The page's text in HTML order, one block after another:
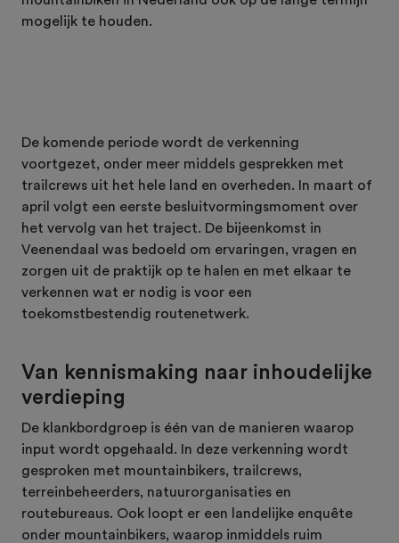
mogelijk te houden.
De komende periode wordt de verkenning
voortgezet, onder meer middels gesprekken met
trailcrews uit het hele land en overheden. In maart of
april volgt een eerste besluitvormingsmoment over
het vervolg van het traject. De bijeenkomst in
Veenendaal was bedoeld om ervaringen, vragen en
zorgen uit de praktijk op te halen en met elkaar te
verkennen wat er nodig is voor een
toekomstbestendig routenetwerk.
Van kennismaking naar inhoudelijke
verdieping
De klankbordgroep is één van de manieren waarop
input wordt opgehaald. In deze verkenning wordt
gesproken met mountainbikers, trailcrews,
terreinbeheerders, natuurorganisaties en
routebureaus. Ook loopt er een landelijke enquête
onder mountainbikers, waarop inmiddels ruim